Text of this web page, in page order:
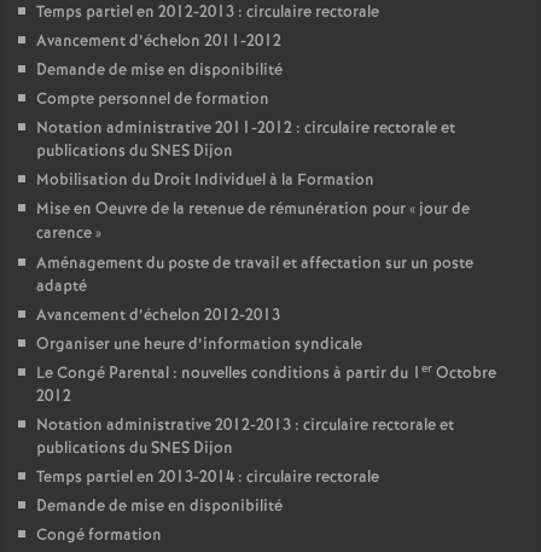
Temps partiel en 2012-2013 : circulaire rectorale
Avancement d’échelon 2011-2012
Demande de mise en disponibilité
Compte personnel de formation
Notation administrative 2011-2012 : circulaire rectorale et
publications du SNES Dijon
Mobilisation du Droit Individuel à la Formation
Mise en Oeuvre de la retenue de rémunération pour «jour de
carence»
Aménagement du poste de travail et affectation sur un poste
adapté
Avancement d’échelon 2012-2013
Organiser une heure d’information syndicale
Le Congé Parental : nouvelles conditions à partir du 1 er Octobre
2012
Notation administrative 2012-2013 : circulaire rectorale et
publications du SNES Dijon
Temps partiel en 2013-2014 : circulaire rectorale
Demande de mise en disponibilité
Congé formation